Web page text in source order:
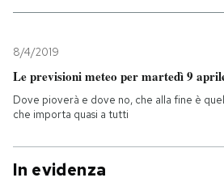
Mondo
Politica
Tecnologia
Internet
Scienza
Cultura
8/4/2019
Le previsioni meteo per martedì 9
Dove pioverà e dove no, che alla fine è
che importa quasi a tutti
In evidenza